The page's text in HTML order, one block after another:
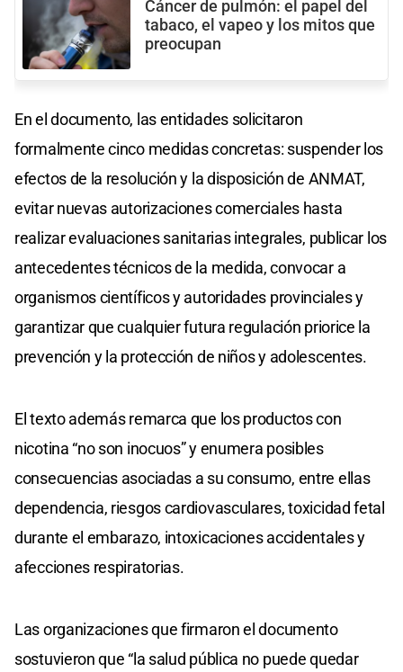
Cáncer de pulmón: el papel del
tabaco, el vapeo y los mitos que
preocupan
En el documento, las entidades solicitaron
formalmente cinco medidas concretas: suspender los
efectos de la resolución y la disposición de ANMAT,
evitar nuevas autorizaciones comerciales hasta
realizar evaluaciones sanitarias integrales, publicar los
antecedentes técnicos de la medida, convocar a
organismos científicos y autoridades provinciales y
garantizar que cualquier futura regulación priorice la
prevención y la protección de niños y adolescentes.
El texto además remarca que los productos con
nicotina “no son inocuos” y enumera posibles
consecuencias asociadas a su consumo, entre ellas
dependencia, riesgos cardiovasculares, toxicidad fetal
durante el embarazo, intoxicaciones accidentales y
afecciones respiratorias.
Las organizaciones que firmaron el documento
sostuvieron que “la salud pública no puede quedar